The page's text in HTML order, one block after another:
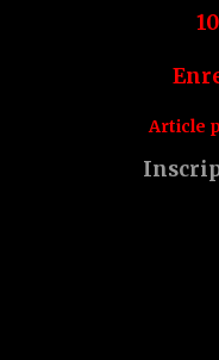
Article